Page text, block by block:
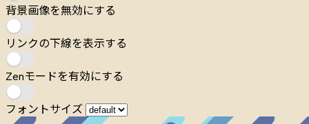
背景画像を無効にする
リンクの下線を表示する
Zenモードを有効にする
フォントサイズ